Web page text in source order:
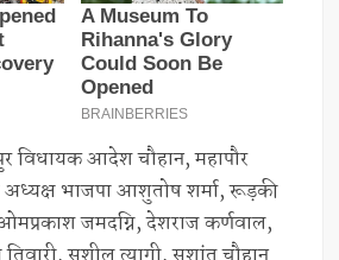
विधायक आदेश चौहान, महापौर
भाजपा आशुतोष शर्मा, रूड़की
जमदग्नि, देशराज कर्णवाल,